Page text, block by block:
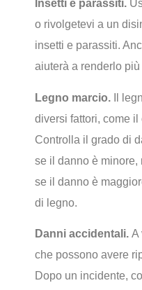
Insetti e parassiti.
o rivolgetevi a un
insetti e parassiti.
aiuterà a renderlo più
Legno marcio. Il
diversi fattori, come
Controlla il grado di
se il danno è minore,
se il danno è
di legno.
Danni accidentali. A
che possono avere
Dopo un incidente,